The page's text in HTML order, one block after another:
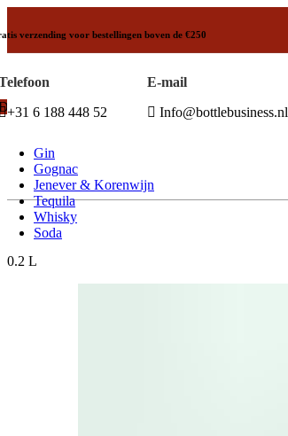
verzending voor bestellingen boven de €250
+31 6 188 448 52
E-mail
Info@bottlebusiness.nl
selectie
Gin
Gognac
Jenever & Korenwijn
Tequila
Whisky
Soda
0.2 L